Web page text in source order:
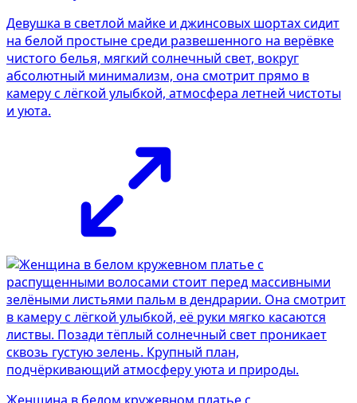
Девушка в светлой майке и джинсовых шортах сидит
на белой простыне среди развешенного на верёвке
чистого белья, мягкий солнечный свет, вокруг
абсолютный минимализм, она смотрит прямо в
камеру с лёгкой улыбкой, атмосфера летней чистоты
и уюта.